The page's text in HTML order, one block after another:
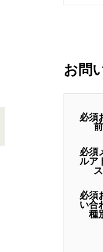
お問
必須
前
必須
ルア
ス
必須
い合
種